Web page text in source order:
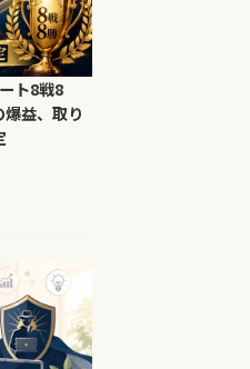
ト8戦8
益、取り